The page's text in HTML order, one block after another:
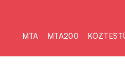
MTA MTA200